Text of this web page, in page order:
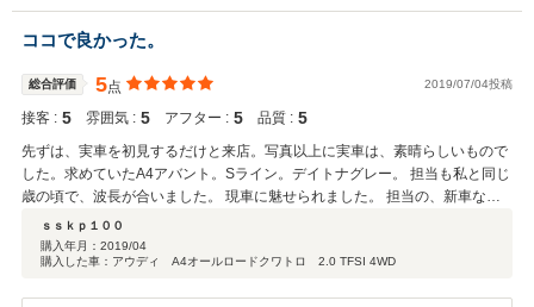
遠方のお客様にも近郊のお客様と同じ安心とご満足をご提供出来るよ
うにと取り組んでいます。 今回のAudiとの出会いが コミカルブレニ
た。
ココで良かった。
総合評価 5点 2019/07/04投稿
接客 : 5 雰囲気 : 5 アフター : 5 品質 : 5
先ずは、実車を初見するだけと来店。写真以上に実車は、素晴らしいもので
した。求めていたA4アバント。Sライン。デイトナグレー。 担当も私と同じ
歳の頃で、波長が合いました。 現車に魅せられました。 担当の、新車なら
欲しい車種、グレード、カラーは、ほぼほぼ用意できますが、 中古車は、そ
うはいかないですからね。 次に同じような車がいつお目にかかれるかはわか
りませんからね。と。 コレが効きました。 もう、決めちゃいました。 5年落
ｓｓｋｐ１００
購入年月： 2019/04
購入した車：アウディ A4オールロードクワトロ 2.0 TFSI 4WD